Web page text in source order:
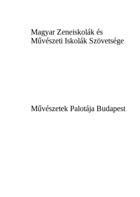
Magyar Zeneiskolák és
Művészeti Iskolák Szövetsége
Művészetek Palotája Budapest